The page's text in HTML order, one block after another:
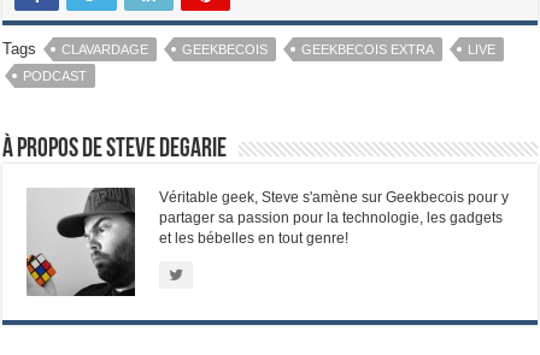
Tags CLAVARDAGE GEEKBECOIS GEEKBECOIS EXTRA
LIVE
PODCAST
À propos de Steve Degarie
Véritable geek, Steve s'amène sur Geekbecois pour y
partager sa passion pour la technologie, les gadgets
et les bébelles en tout genre!